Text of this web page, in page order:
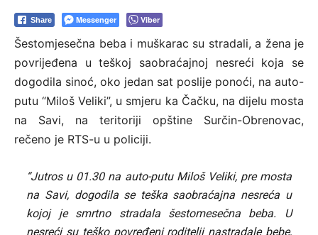
Share Messenger Viber
Šestomjesečna beba i muškarac su stradali, a žena je
povrijeđena u teškoj saobraćajnoj nesreći koja se
dogodila sinoć, oko jedan sat poslije ponoći, na auto-
putu “Miloš Veliki”, u smjeru ka Čačku, na dijelu mosta
na Savi, na teritoriji opštine Surčin-Obrenovac,
rečeno je RTS-u u policiji.
“Jutros u 01.30 na auto-putu Miloš Veliki, pre mosta
na Savi, dogodila se teška saobraćajna nesreća u
kojoj je smrtno stradala šestomesečna beba. U
nesreći su teško povređeni roditelji nastradale bebe,